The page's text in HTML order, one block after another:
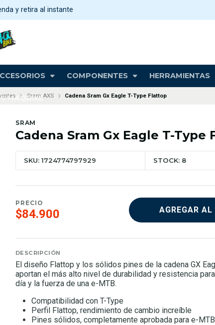
COMPONENTES HERRAMIENTAS
MAQBIKE
y retira al instante
Sram AXS Cadena Sram Gx Eagle T-Type Flattop
SRAM
Cadena Sram Gx Eagle T-Type
SKU: 1724774797929 STOCK: 8
PRECIO
$84.900 AGREGAR AL
DESCRIPCIÓN
El diseño Flattop y los sólidos pines de la cadena GX
aportan el más alto nivel de durabilidad y resistencia
día y la fuerza de una e-MTB.
Compatibilidad con T-Type
Perfil Flattop, rendimiento de cambio increíble
Pines sólidos, completamente aprobada para e-MTB